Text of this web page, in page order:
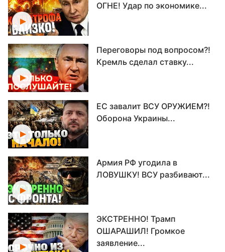
ОГНЕ! Удар по экономике...
Переговоры под вопросом?!
Кремль сделал ставку...
ЕС завалит ВСУ ОРУЖИЕМ?!
Оборона Украины...
Армия РФ угодила в
ЛОВУШКУ! ВСУ разбивают...
ЭКСТРЕННО! Трамп
ОШАРАШИЛ! Громкое
заявление...